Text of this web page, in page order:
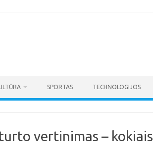
SPORTAS TECHNOLOGIJOS
vertinimas – kokiais